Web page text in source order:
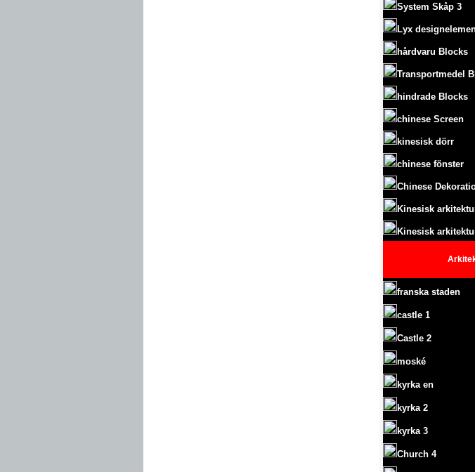
System Skåp 3
Lyx
hårdvaru Blocks
Transportmedel
hindrade Blocks
chinese Screen
kinesisk dörr
chinese fönster
Chinese
Kinesisk
Kinesisk
franska staden
castle 1
Castle 2
moské
kyrka en
kyrka 2
kyrka 3
Church 4